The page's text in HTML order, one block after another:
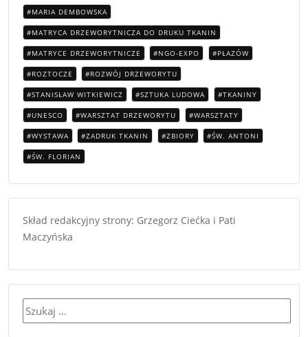
MARIA DEMBOWSKA
MATRYCA DRZEWORYTNICZA DO DRUKU TKANIN
MATRYCE DRZEWORYTNICZE NGO-EXPO PŁAZÓW
ROZTOCZE ROZWÓJ DRZEWORYTU
STANISŁAW WITKIEWICZ SZTUKA LUDOWA TKANINY
UNESCO WARSZTAT DRZEWORYTU WARSZTATY
WYSTAWA ZADRUK TKANIN ZBIORY ŚW. ANTONI
ŚW. FLORIAN
Skład redakcyjny strony: Grzegorz Ciećka i Pati
Maczyńska
Szukaj: